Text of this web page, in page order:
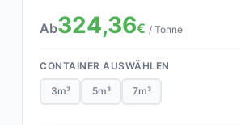
Ab324,36€ / Tonne
CONTAINER AUSWÄHLEN
3m³ 5m³ 7m³